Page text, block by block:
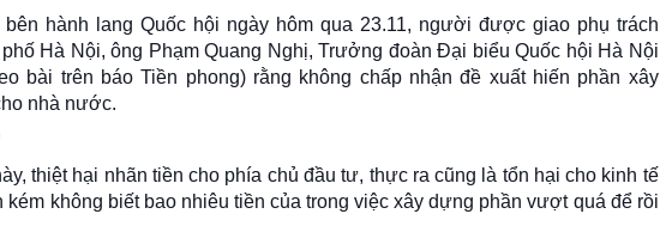
hành lang Quốc hội ngày hôm qua 23.11, người được giao phụ trách
Hà Nội, ông Phạm Quang Nghị, Trưởng đoàn Đại biểu Quốc hội Hà Nội
bài trên báo Tiền phong) rằng không chấp nhận đề xuất hiến phần xây
nhà nước.
thiệt hại nhãn tiền cho phía chủ đầu tư, thực ra cũng là tổn hại cho kinh tế
kém không biết bao nhiêu tiền của trong việc xây dựng phần vượt quá để rồi